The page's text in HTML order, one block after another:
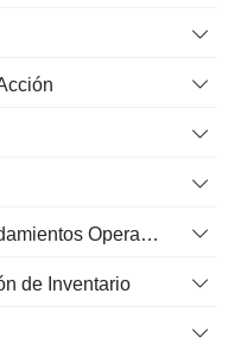
Deuda Equivalente de Arrendamientos Operativos
de Inventario